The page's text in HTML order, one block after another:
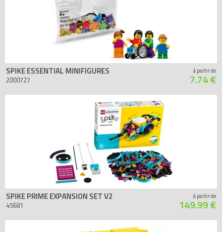
SPIKE ESSENTIAL MINIFIGURES
2000727
à partir de
7.74 €
SPIKE PRIME EXPANSION SET V2
45681
à partir de
149.99 €